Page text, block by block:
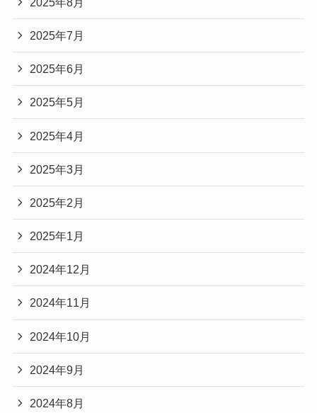
2025年7月
2025年6月
2025年5月
2025年4月
2025年3月
2025年2月
2025年1月
2024年12月
2024年11月
2024年10月
2024年9月
2024年8月